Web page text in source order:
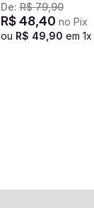
De:R$ 79,90
R$ 48,40 no Pix
ou R$ 49,90 em 1x